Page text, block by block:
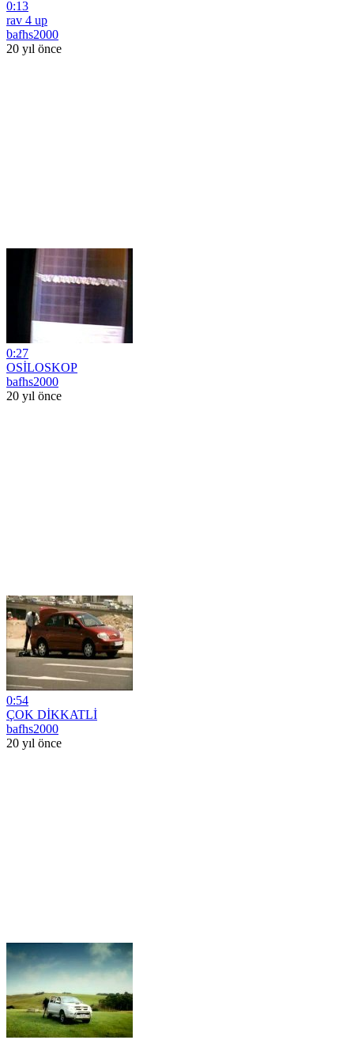
0:13
rav 4 up
bafhs2000
20 yıl önce
0:27
OSİLOSKOP
bafhs2000
20 yıl önce
0:54
ÇOK DİKKATLİ
bafhs2000
20 yıl önce